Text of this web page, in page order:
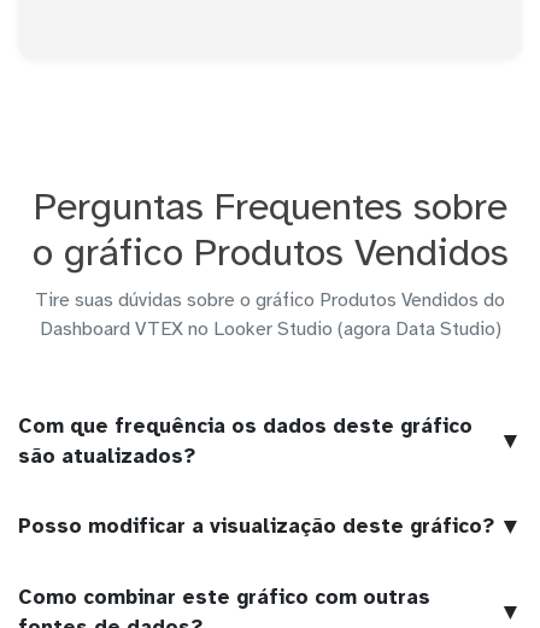
Perguntas Frequentes sobre
o gráfico Produtos Vendidos
Tire suas dúvidas sobre o gráfico Produtos Vendidos do
Dashboard VTEX no Looker Studio (agora Data Studio)
Com que frequência os dados deste gráfico
são atualizados?
▼
Posso modificar a visualização deste gráfico? ▼
Como combinar este gráfico com outras
▼